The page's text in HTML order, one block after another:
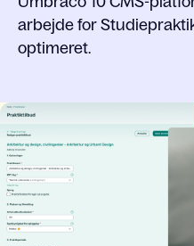
arbejde for
optimeret.